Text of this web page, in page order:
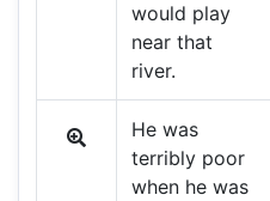
would play
near that
river.
He was
terribly poor
when he was